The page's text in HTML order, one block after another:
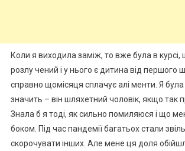
Коли я виходила заміж, то вже була в курсі,
розлу чений і у нього є дитина від першого
справно щомісяця сплачує алі менти. Я
значить – він шляхетний чоловік, якщо так
Знала б я тоді, як сильно помиляюся і що
боком. Під час пандемії багатьох стали
скорочувати інших. Але мене ця доля